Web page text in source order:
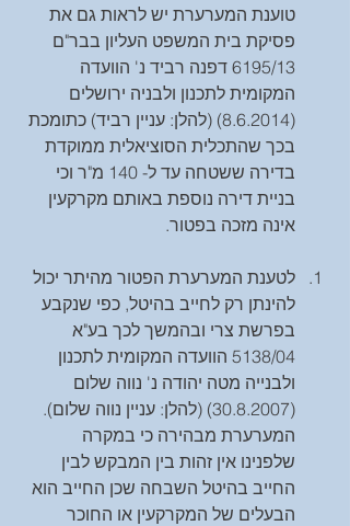
טוענת המערערת יש לראות גם את
פסיקת בית המשפט העליון בבר"ם
6195/13 דפנה רביד נ' הוועדה
המקומית לתכנון ולבניה ירושלים
(8.6.2014) (להלן: עניין רביד) כתומכת
בכך שהתכלית הסוציאלית ממוקדת
בדירה ששטחה עד ל- 140 מ"ר וכי
בניית דירה נוספת באותם מקרקעין
אינה מזכה בפטור.
לטענת המערערת הפטור מהיתר יכול
להינתן רק לחייב בהיטל, כפי שנקבע
בפרשת צרי ובהמשך לכך בע"א
5138/04 הוועדה המקומית לתכנון
ולבנייה מטה יהודה נ' נווה שלום
(30.8.2007) (להלן: עניין נווה שלום).
המערערת מבהירה כי במקרה
שלפנינו אין זהות בין המבקש לבין
החייב בהיטל השבחה שכן החייב הוא
הבעלים של המקרקעין או החוכר